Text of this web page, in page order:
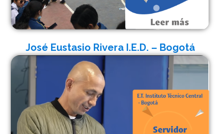
José Eustasio Rivera I.E.D. – Bogotá